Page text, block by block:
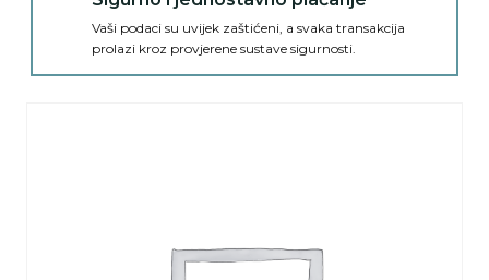
Vaši podaci su uvijek zaštićeni, a svaka transakcija
prolazi kroz provjerene sustave sigurnosti.